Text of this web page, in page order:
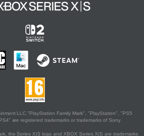
LLC."PlayStation Family Mark", "PlayStation", "PS5
are registered trademarks or trademarks of Sony
the Series X|S logo and XBOX Series X|S are trademarks